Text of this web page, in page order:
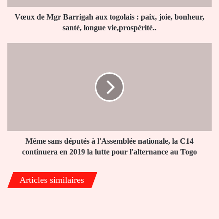
joie,
bonheur,
Vœux de Mgr Barrigah aux togolais : paix, joie, bonheur,
santé, longue vie,prospérité..
continuera
lutte
pour
Même sans députés à l'Assemblée nationale, la C14
continuera en 2019 la lutte pour l'alternance au Togo
Articles similaires